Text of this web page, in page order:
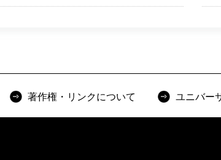
著作権・リンクについて ユニバー